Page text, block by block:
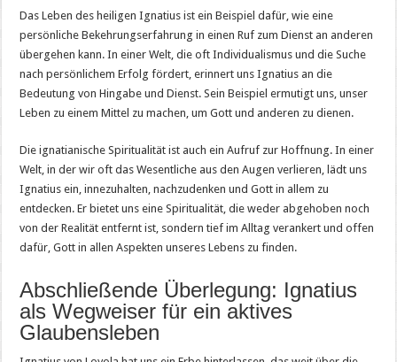
Das Leben des heiligen Ignatius ist ein Beispiel dafür, wie eine
persönliche Bekehrungserfahrung in einen Ruf zum Dienst an anderen
übergehen kann. In einer Welt, die oft Individualismus und die Suche
nach persönlichem Erfolg fördert, erinnert uns Ignatius an die
Bedeutung von Hingabe und Dienst. Sein Beispiel ermutigt uns, unser
Leben zu einem Mittel zu machen, um Gott und anderen zu dienen.
Die ignatianische Spiritualität ist auch ein Aufruf zur Hoffnung. In einer
Welt, in der wir oft das Wesentliche aus den Augen verlieren, lädt uns
Ignatius ein, innezuhalten, nachzudenken und Gott in allem zu
entdecken. Er bietet uns eine Spiritualität, die weder abgehoben noch
von der Realität entfernt ist, sondern tief im Alltag verankert und offen
dafür, Gott in allen Aspekten unseres Lebens zu finden.
Abschließende Überlegung: Ignatius
als Wegweiser für ein aktives
Glaubensleben